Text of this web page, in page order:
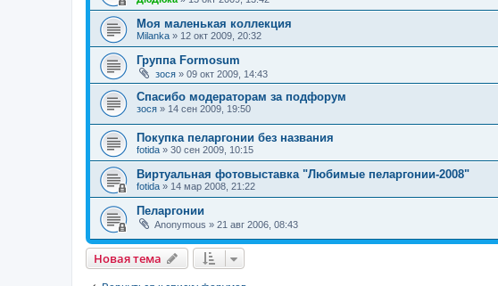
Моя маленькая коллекция
Milanka » 12 окт 2009, 20:32
Группа Formosum
зося » 09 окт 2009, 14:43
Спасибо модераторам за подфорум
зося » 14 сен 2009, 19:50
Покупка пеларгонии без названия
fotida » 30 сен 2009, 10:15
Виртуальная фотовыставка "Любимые пеларгонии-2008"
fotida » 14 мар 2008, 21:22
Пеларгонии
Anonymous » 21 авг 2006, 08:43
Новая тема